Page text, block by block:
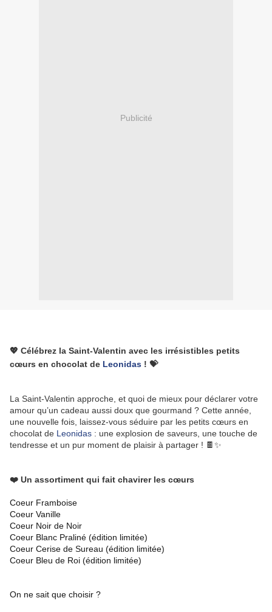
Publicité
💖 Célébrez la Saint-Valentin avec les irrésistibles petits
cœurs en chocolat de Leonidas ! 💝
La Saint-Valentin approche, et quoi de mieux pour déclarer votre
amour qu’un cadeau aussi doux que gourmand ? Cette année,
une nouvelle fois, laissez-vous séduire par les petits cœurs en
chocolat de Leonidas : une explosion de saveurs, une touche de
tendresse et un pur moment de plaisir à partager ! 🍫✨
❤️ Un assortiment qui fait chavirer les cœurs
Coeur Framboise
Coeur Vanille
Coeur Noir de Noir
Coeur Blanc Praliné (édition limitée)
Coeur Cerise de Sureau (édition limitée)
Coeur Bleu de Roi (édition limitée)
On ne sait que choisir ?